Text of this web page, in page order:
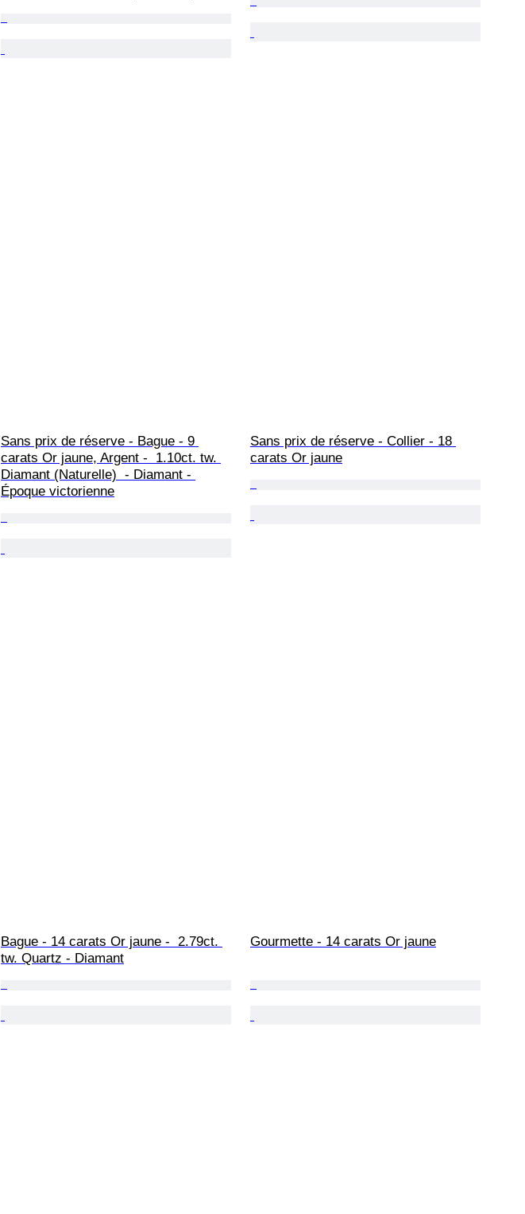
Sans prix de réserve - Bague - 9
carats Or jaune, Argent -  1.10ct. tw.
Diamant (Naturelle)  - Diamant -
Époque victorienne
Sans prix de réserve - Collier - 18
carats Or jaune
Bague - 14 carats Or jaune -  2.79ct.
tw. Quartz - Diamant
Gourmette - 14 carats Or jaune